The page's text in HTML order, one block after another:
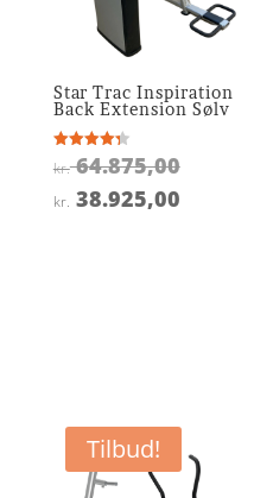
Star Trac Inspiration
Back Extension Sølv
Vurderet
4.3
kr.64.875,00Den
kr.
kr. 38.925,00Den
kr.
Tilbud!